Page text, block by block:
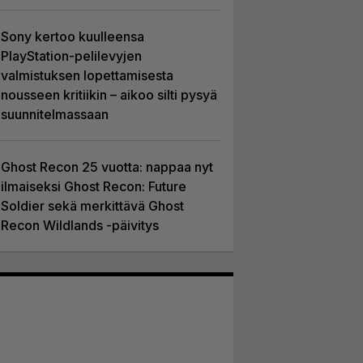
Sony kertoo kuulleensa
PlayStation-pelilevyjen
valmistuksen lopettamisesta
nousseen kritiikin – aikoo silti pysyä
suunnitelmassaan
Ghost Recon 25 vuotta: nappaa nyt
ilmaiseksi Ghost Recon: Future
Soldier sekä merkittävä Ghost
Recon Wildlands -päivitys